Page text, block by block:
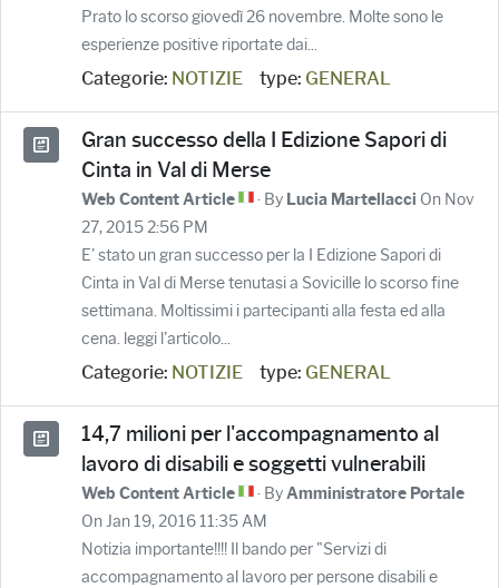
Prato lo scorso giovedì 26 novembre. Molte sono le
esperienze positive riportate dai...
Categorie: NOTIZIE type: GENERAL
Gran successo della I Edizione Sapori di
Cinta in Val di Merse
Web Content Article · By Lucia Martellacci On Nov
27, 2015 2:56 PM
E' stato un gran successo per la I Edizione Sapori di
Cinta in Val di Merse tenutasi a Sovicille lo scorso fine
settimana. Moltissimi i partecipanti alla festa ed alla
cena. leggi l'articolo...
Categorie: NOTIZIE type: GENERAL
14,7 milioni per l'accompagnamento al
lavoro di disabili e soggetti vulnerabili
Web Content Article · ByAmministratore Portale
On Jan 19, 2016 11:35 AM
Notizia importante!!!! Il bando per "Servizi di
accompagnamento al lavoro per persone disabili e